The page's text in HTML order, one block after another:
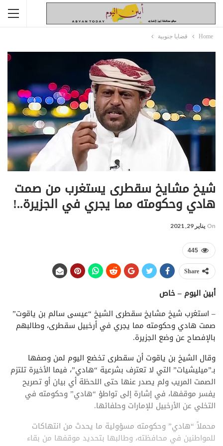
Home قضايا جنوبية
شيخ مشايخ سقطرى يستغرب من صمت
هادي وحكومته مما يجري في الجزيرة​..!
On يناير 29, 2021
445
Share
أبين اليوم – خاص
– استغرب شيخ مشايخ سقطرى الشيخ “عيسى سالم بن ياقوت”
صمت هادي وحكومته مما يجري في أرخبيل سقطرى، وطالبهم
بالإفصاح عن وضع الجزيرة.
وقال الشيخ بن ياقوت أن سقطرى تخضع اليوم لمن وصفها
بـ”ميليشيات” التي لا تعترف بشرعية “هادي”، فيما الأخيرة تلتزم
الصمت المريب ولم يصدر عنها حتى اللحظة أي بيان أو تصريح
يفسر موقفها، في إشارة إلى تواطؤ “هادي” وحكومته في
التخلي عن الأرخبيل للإمارات وحلفائها.
محملاً “هادي” وحكومته مسؤولية ما يحدث من انتهاكات
للمواطنين في محافظته، وطالبها بتحديد موقفها من بقاء